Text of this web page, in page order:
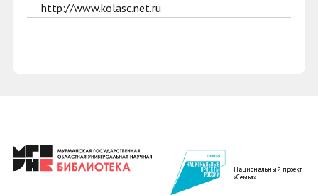
http://www.kolasc.net.ru
Национальный проект
«Семья»